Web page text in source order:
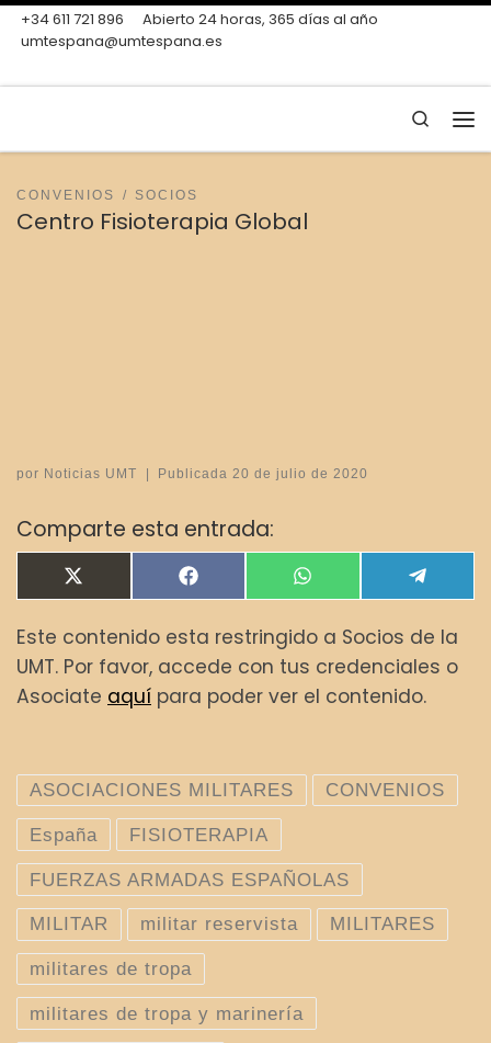
Skip to content
+34 611 721 896
Abierto 24 horas, 365 días al año
umtespana@umtespana.es
Search
CONVENIOS SOCIOS
Centro Fisioterapia Global
por Noticias UMT Publicada20 de julio de 2020
Comparte esta entrada:
Compartir en
X
(
w
i
t
t
Compartir en
F
a
e
b
o
o
Compartir en
W
h
t
s
A
p
e
e
g
r
a
Este contenido esta restringido a Socios de la
UMT. Por favor, accede con tus credenciales o
Asociate aquí para poder ver el contenido.
ASOCIACIONES MILITARES CONVENIOS
España FISIOTERAPIA
FUERZAS ARMADAS ESPAÑOLAS
MILITAR militar reservista MILITARES
militares de tropa
militares de tropa y marinería